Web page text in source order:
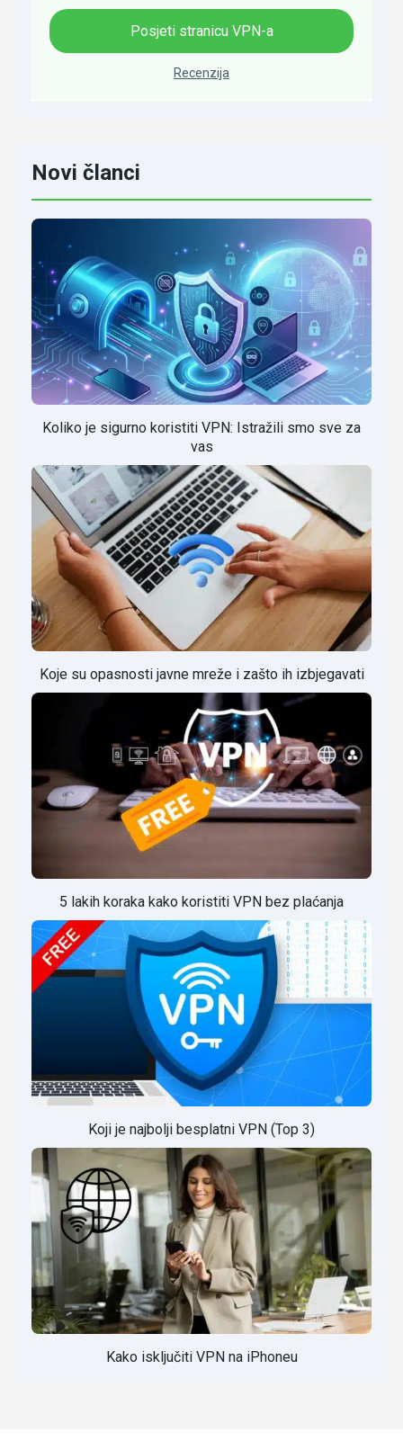
Posjeti stranicu VPN-a
Recenzija
Novi članci
Koliko je sigurno koristiti VPN: Istražili smo sve za
vas
Koje su opasnosti javne mreže i zašto ih izbjegavati
5 lakih koraka kako koristiti VPN bez plaćanja
Koji je najbolji besplatni VPN (Top 3)
Kako isključiti VPN na iPhoneu